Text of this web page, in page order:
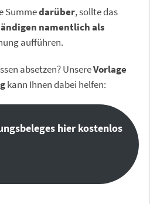
Summedarüber, sollte das
namentlich als
aufführen.
absetzen? UnsereVorlage
kann Ihnen dabei helfen:
hier kostenlos